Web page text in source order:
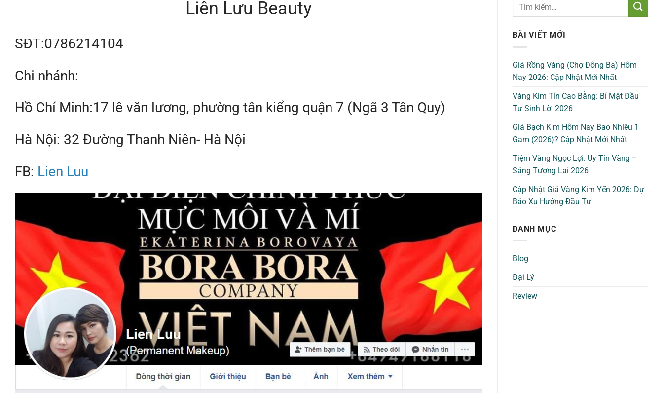
Liên Lưu Beauty
SĐT:0786214104
Chi nhánh:
Hồ Chí Minh:17 lê văn lương, phường tân kiểng quận 7 (Ngã 3 Tân Quy)
Hà Nội: 32 Đường Thanh Niên- Hà Nội
FB: Lien Luu
BÀI VIẾT MỚI
Giá Rồng Vàng (Chợ Đông Ba) Hôm
Nay 2026: Cập Nhật Mới Nhất
Vàng Kim Tín Cao Bằng: Bí Mật Đầu
Tư Sinh Lời 2026
Giá Bạch Kim Hôm Nay Bao Nhiêu 1
Gam (2026)? Cập Nhật Mới Nhất
Tiệm Vàng Ngọc Lợi: Uy Tín Vàng –
Sáng Tương Lai 2026
Cập Nhật Giá Vàng Kim Yến 2026: Dự
Báo Xu Hướng Đầu Tư
DANH MỤC
Blog
Đại Lý
Review